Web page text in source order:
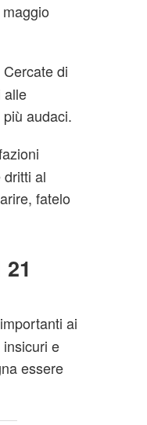
di
alle
audaci.
al
fatelo
ai
e
essere